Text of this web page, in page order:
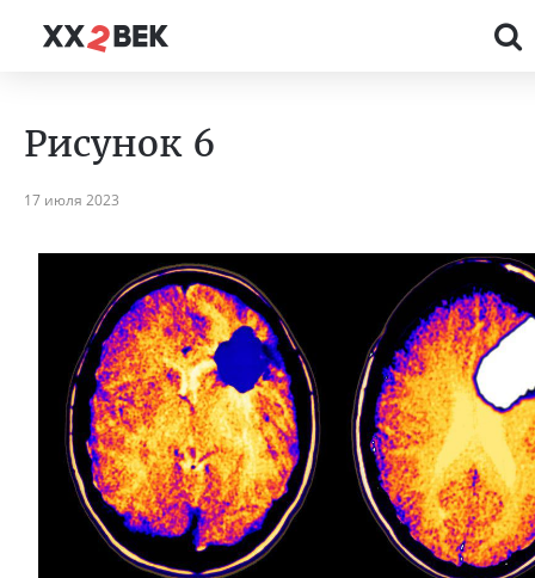
Рисунок 6
17 июля 2023